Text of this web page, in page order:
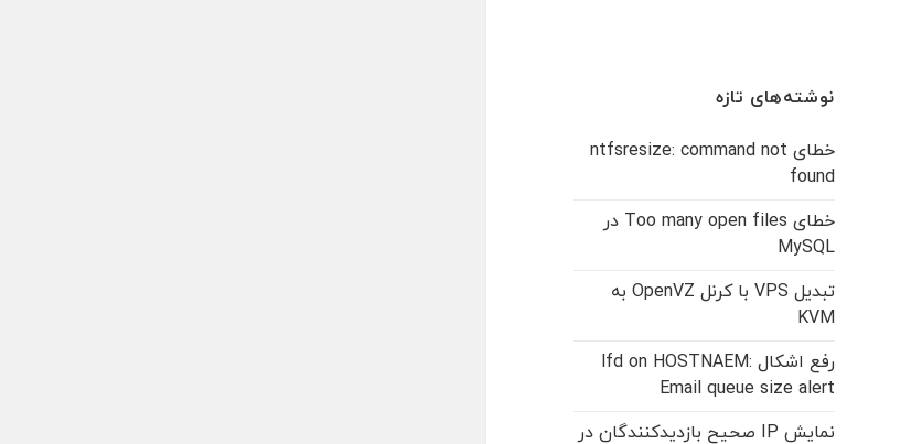
نوشته‌های تازه
خطای ntfsresize: command not
found
خطای Too many open files در
MySQL
تبدیل VPS با کرنل OpenVZ به
KVM
رفع اشکال lfd on HOSTNAEM:
Email queue size alert
نمایش IP صحیح بازدیدکنندگان در